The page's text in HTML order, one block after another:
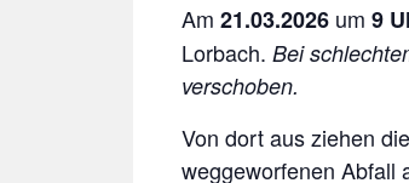
Am 21.03.2026um 9
Lorbach. Bei
verschoben.
Von dort aus ziehen
weggeworfenen Abfall